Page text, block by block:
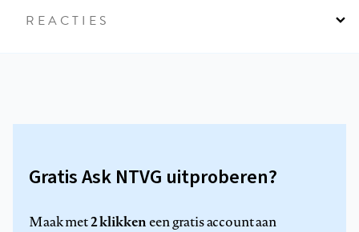
REACTIES
Gratis Ask NTVG uitproberen?
Maak met2 klikkeneen gratis account aan